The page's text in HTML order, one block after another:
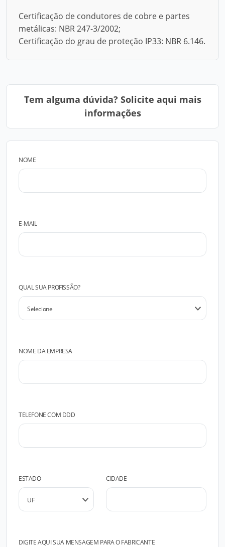
Certificação de condutores de cobre e partes
metálicas: NBR 247-3/2002;
Certificação do grau de proteção IP33: NBR 6.146.
Tem alguma dúvida? Solicite aqui mais
informações
NOME
E-MAIL
QUAL SUA PROFISSÃO?
NOME DA EMPRESA
TELEFONE COM DDD
ESTADO CIDADE
DIGITE AQUI SUA MENSAGEM PARA O FABRICANTE